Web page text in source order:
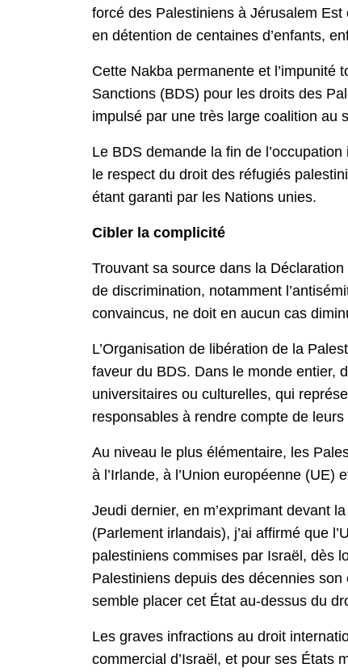
forcé des Palestiniens à Jérusalem
en détention de centaines d’enfants,
Cette Nakba permanente et l’impunité
Sanctions (BDS) pour les droits des
impulsé par une très large coalition au
Le BDS demande la fin de
le respect du droit des réfugiés
étant garanti par les Nations unies.
Cibler la complicité
Trouvant sa source dans la
de discrimination, notamment
convaincus, ne doit en aucun cas
L’Organisation de libération de la
faveur du BDS. Dans le monde entier,
universitaires ou culturelles, qui
responsables à rendre compte de
Au niveau le plus élémentaire, les
à l’Irlande, à l’Union européenne
Jeudi dernier, en m’exprimant devant
(Parlement irlandais), j’ai affirmé que
palestiniens commises par Israël, dès
Palestiniens depuis des décennies
semble placer cet État au-dessus du
Les graves infractions au droit
commercial d’Israël, et pour ses États